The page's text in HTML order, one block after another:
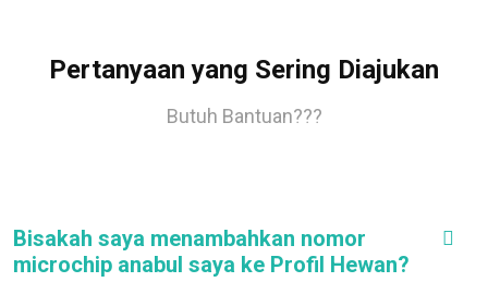
Pertanyaan yang Sering Diajukan
Butuh Bantuan???
Bisakah saya menambahkan nomor
microchip anabul saya ke Profil Hewan?